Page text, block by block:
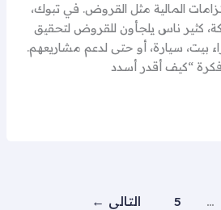
المالية مثل القروض. في تبوك،
كثير ناس يلجأون للقروض لتحقيق
بيت، سيارة، أو حتى لدعم مشاريعهم.
فكرة “كيف أقدر أسدد
…
5 التالي ←